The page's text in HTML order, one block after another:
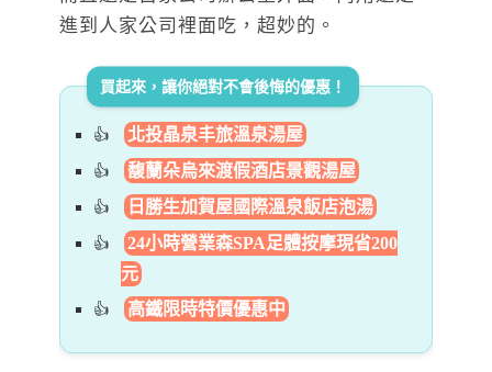
進到人家公司裡面吃，超妙的。
買起來，讓你絕對不會後悔的優惠！
北投晶泉丰旅溫泉湯屋
馥蘭朵烏來渡假酒店景觀湯屋
日勝生加賀屋國際溫泉飯店泡湯
24小時營業森SPA足體按摩現省200
元
高鐵限時特價優惠中